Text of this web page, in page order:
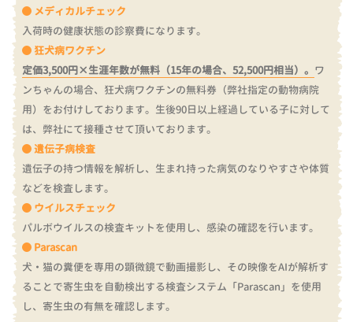
メディカルチェック
入荷時の健康状態の診察費になります。
狂犬病ワクチン
定価3,500円×生涯年数が無料（15年の場合、52,500円相当）。 ワ
ンちゃんの場合、狂犬病ワクチンの無料券（弊社指定の動物病院
用）をお付けしております。 生後90日以上経過している子に対して
は、弊社にて接種させて頂いております。
遺伝子病検査
遺伝子の持つ情報を解析し、生まれ持った病気のなりやすさや体質
などを検査します。
ウイルスチェック
パルボウイルスの検査キットを使用し、感染の確認を行います。
Parascan
犬・猫の糞便を専用の顕微鏡で動画撮影し、その映像をAIが解析す
ることで寄生虫を自動検出する検査システム「Parascan」を使用
し、寄生虫の有無を確認します。